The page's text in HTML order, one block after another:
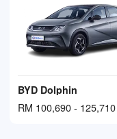
BYD Dolphin
RM 100,690 - 125,710